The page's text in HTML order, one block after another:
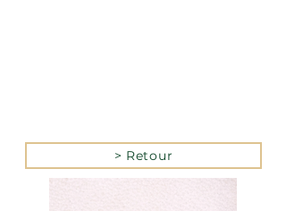
> Retour